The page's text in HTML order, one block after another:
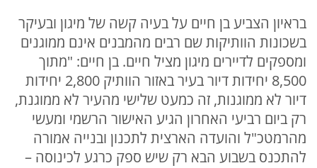
בראיון הצביע בן חיים על בעיה קשה של מיגון ובעיקר
בשכונות הוותיקות שם רבים מהמבנים אינם ממוגנים
ומספקים לדיירים מיגון מציל חיים. בן חיים: "מתוך
8,500 יחידות דיור בעיר באזור הוותיק 2,800 יחידות
דיור לא ממוגנות, זה כמעט שלישי מהעיר לא ממוגנת,
רק ביום רביעי האחרון הגיע האישור הרשמי ומעשי
מהרמטכ"ל והועדה הארצית לתכנון ובנייה אמורה
להתכנס בשבוע הבא רק שיש ספק כרגע לכינוסה –